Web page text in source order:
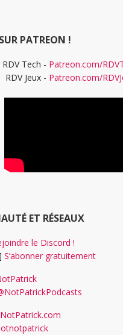
PATREON !
RDV Tech - Patreon.com/
RDV Jeux - Patreon.com/
ET RÉSEAUX
le Discord !
S’abonner gratuitement